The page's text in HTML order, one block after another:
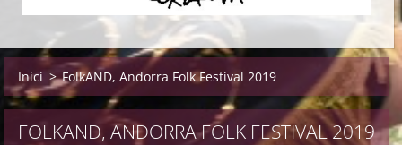
Inici > FolkAND, Andorra Folk Festival 2019
FOLKAND, ANDORRA FOLK FESTIVAL 2019